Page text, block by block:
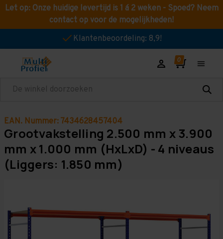
Let op: Onze huidige levertijd is 1 á 2 weken - Spoed? Neem
contact op voor de mogelijkheden!
Klantenbeoordeling: 8,9!
Zoeken
EAN. Nummer: 7434628457404
Grootvakstelling 2.500 mm x 3.900
mm x 1.000 mm (HxLxD) - 4 niveaus
(Liggers: 1.850 mm)